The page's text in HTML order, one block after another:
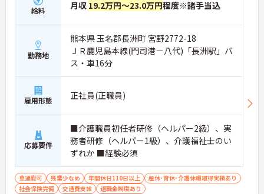
給料 月収 19.2万円～23.0万円程度※諸手当込
勤務地
熊本県 玉名郡長洲町 宮野2772-18
ＪＲ鹿児島本線(門司港－八代)「長洲駅」バ
ス・車16分
雇用形態 正社員(正職員)
応募要件
■介護職員初任者研修（ヘルパー2級）、実
務者研修（ヘルパー1級）、介護福祉士のい
ずれか ■経験必須
車通勤可 残業少なめ 年間休日110日以上
産休･育休･介護休暇取得実績あり
社会保険完備
交通費支給 退職金制度あり